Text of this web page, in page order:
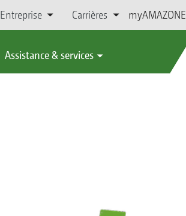
Entreprise Carrières myAMAZONE
Assistance & services